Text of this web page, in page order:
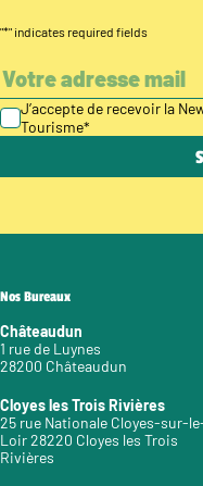
"*" indicates required fields
J’accepte de recevoir la
Tourisme*
Nos Bureaux
Châteaudun
1 rue de Luynes
28200 Châteaudun
Cloyes les Trois Rivières
25 rue Nationale Cloyes-sur-
Loir 28220 Cloyes les Trois
Rivières